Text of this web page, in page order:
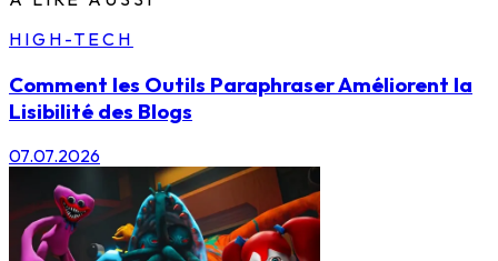
HIGH-TECH
Comment les Outils Paraphraser Améliorent la
Lisibilité des Blogs
07.07.2026